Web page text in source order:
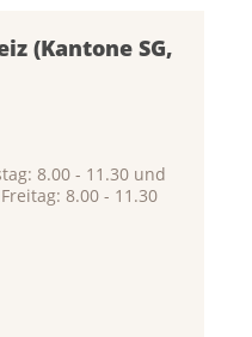
(Kantone SG,
8.00 - 11.30 und
8.00 - 11.30